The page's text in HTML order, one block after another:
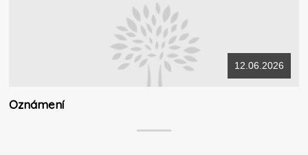
12.06.2026
Oznámení